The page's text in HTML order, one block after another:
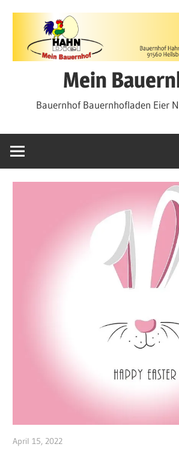
springen
Mein
Bauernhof Bauernhofladen Eier
April 15, 2022